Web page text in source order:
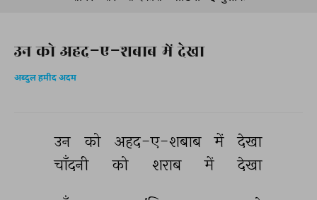
उन को अहद-ए-शबाब में देखा
अब्दुल हमीद अदम
उन को अहद-ए-शबाब में
देखा
चाँदनी
को शराब में देखा